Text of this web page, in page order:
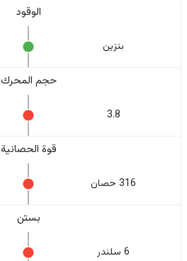
الوقود
بنزين
حجم المحرك
3.8
قوة الحصانية
316 حصان
بستن
6 سلندر